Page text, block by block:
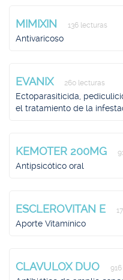
MIMIXIN 136 lecturas
Antivaricoso
EVANIX 260 lecturas
Ectoparasiticida,
el tratamiento de la
KEMOTER 200MG
Antipsicótico oral
ESCLEROVITAN E
Aporte Vitamínico
CLAVULOX DUO